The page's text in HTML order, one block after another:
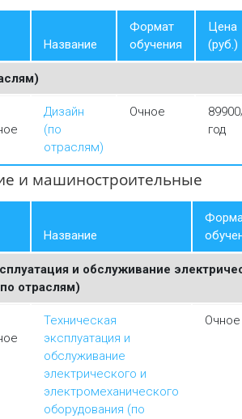
Название
Формат
обучения
Цена
(руб.)
Дизайн
(по
отраслям)
Очное
год
и машиностроительные
Название
и обслуживание
отраслям)
Техническая
эксплуатация и
обслуживание
электрического и
электромеханического
оборудования (по
Очное